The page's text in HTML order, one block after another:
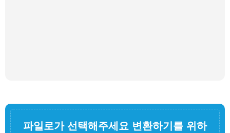
파일로가 선택해주세요 변환하기를 위하